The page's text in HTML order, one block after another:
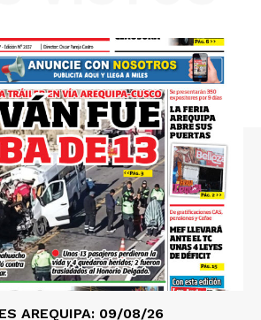
SUSCRIBETE
Andes
AREQUIPA: 09/08/26